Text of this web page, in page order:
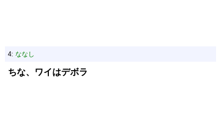
4: ななし
ちな、ワイはデボラ